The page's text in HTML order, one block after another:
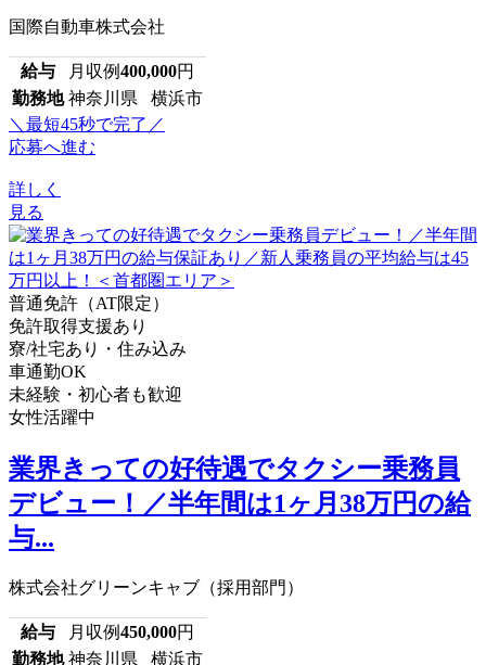
国際自動車株式会社
給与 月収例400,000円
勤務地 神奈川県 横浜市
＼最短45秒で完了／
応募へ進む
詳しく
見る
普通免許（AT限定）
免許取得支援あり
寮/社宅あり・住み込み
車通勤OK
未経験・初心者も歓迎
女性活躍中
業界きっての好待遇でタクシー乗務員
デビュー！／半年間は1ヶ月38万円の給
与...
株式会社グリーンキャブ（採用部門）
給与 月収例450,000円
勤務地 神奈川県 横浜市